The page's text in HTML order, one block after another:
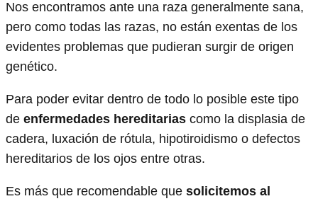
Nos encontramos ante una raza generalmente sana,
pero como todas las razas, no están exentas de los
evidentes problemas que pudieran surgir de origen
genético.
Para poder evitar dentro de todo lo posible este tipo
de enfermedades hereditarias como la displasia de
cadera, luxación de rótula, hipotiroidismo o defectos
hereditarios de los ojos entre otras.
Es más que recomendable que solicitemos al